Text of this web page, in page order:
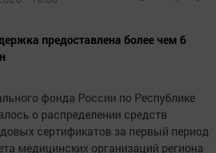
предоставлена более чем 6
фонда России по Республике
о распределении средств
сертификатов за первый период
медицинских организаций региона